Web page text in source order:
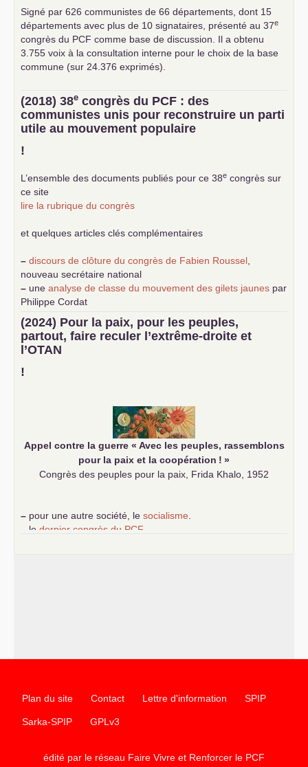
Signé par 626 communistes de 66 départements, dont 15
départements avec plus de 10 signataires, présenté au 37e
congrès du PCF comme base de discussion. Il a obtenu
3.755 voix à la consultation interne pour le choix de la base
commune (sur 24.376 exprimés).
(2018) 38e congrès du PCF : des
communistes unis pour reconstruire un parti
utile au mouvement populaire
!
L’ensemble des documents publiés pour ce 38e congrès sur
ce site
lire la rubrique du congrès
et quelques articles clés complémentaires
– discours de clôture du congrès de Fabien Roussel
nouveau secrétaire national
– une analyse de classe du mouvement des gilets jaunes par
Philippe Cordat
–
un texte de Jean-Claude Delaunay
le marxisme est la
science sociale de notre temps
–un appel proposé aux partis communistes et ouvrier
d’Europe
–
(2024) Pour la paix, pour les peuples,
partout, faire reculer l’extrême-droite et
l’OTAN
!
Appel contre la guerre « Avec les peuples, rassemblons
pour la paix et la coopération ! »
Congrès des peuples pour la paix, Frida Khalo, 1952
– pour une autre société, le socialisme
le dernier congrès du PCF
Plan du site Contact Lettre d'information SPIP
Sarka-SPIP GPLv3
édité par le réseau Faire Vivre et Renforcer le PCF